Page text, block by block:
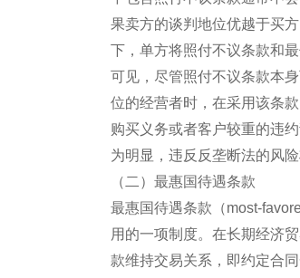
果卖方的谈判地位优越于买
下，单方将照付不议条款和
可见，尽管照付不议条款本
位的经营者时，在采用该条
购买义务或者客户较重的违
为明显，违反反垄断法的风险
（二）最惠国待遇条款
最惠国待遇条款（most-
用的一项制度。在长期经济
款维持交易关系，即约定合